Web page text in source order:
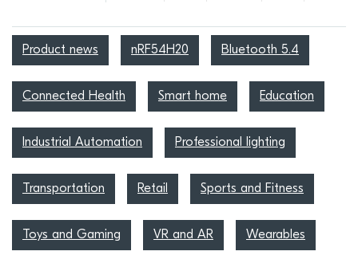
Product news nRF54H20 Bluetooth 5.4
Connected Health Smart home Education
Industrial Automation Professional lighting
Transportation Retail Sports and Fitness
Toys and Gaming VR and AR Wearables